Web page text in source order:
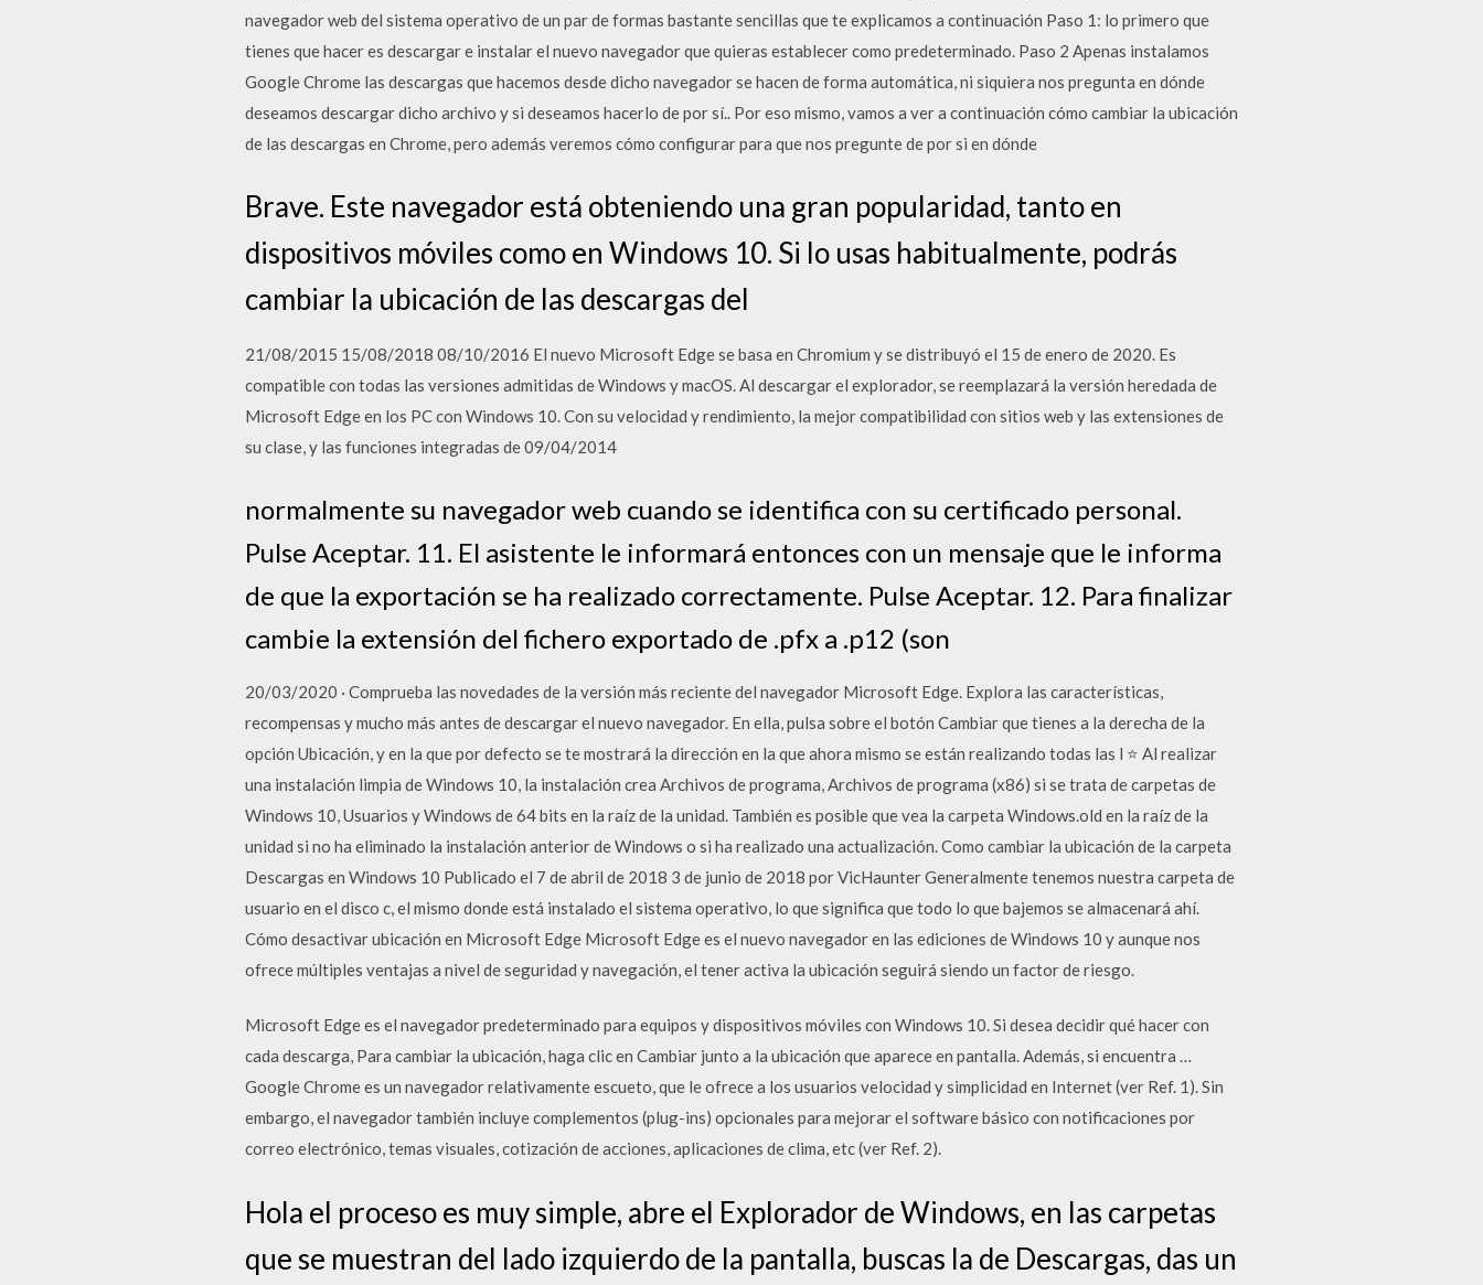
navegador web del sistema operativo de un par de formas bastante sencillas que te explicamos a continuación Paso 1: lo primero que
tienes que hacer es descargar e instalar el nuevo navegador que quieras establecer como predeterminado. Paso 2 Apenas instalamos
Google Chrome las descargas que hacemos desde dicho navegador se hacen de forma automática, ni siquiera nos pregunta en dónde
deseamos descargar dicho archivo y si deseamos hacerlo de por sí.. Por eso mismo, vamos a ver a continuación cómo cambiar la ubicación
de las descargas en Chrome, pero además veremos cómo configurar para que nos pregunte de por si en dónde
Brave. Este navegador está obteniendo una gran popularidad, tanto en
dispositivos móviles como en Windows 10. Si lo usas habitualmente, podrás
cambiar la ubicación de las descargas del
21/08/2015 15/08/2018 08/10/2016 El nuevo Microsoft Edge se basa en Chromium y se distribuyó el 15 de enero de 2020. Es
compatible con todas las versiones admitidas de Windows y macOS. Al descargar el explorador, se reemplazará la versión heredada de
Microsoft Edge en los PC con Windows 10. Con su velocidad y rendimiento, la mejor compatibilidad con sitios web y las extensiones de
su clase, y las funciones integradas de 09/04/2014
normalmente su navegador web cuando se identifica con su certificado personal.
Pulse Aceptar. 11. El asistente le informará entonces con un mensaje que le informa
de que la exportación se ha realizado correctamente. Pulse Aceptar. 12. Para finalizar
cambie la extensión del fichero exportado de .pfx a .p12 (son
20/03/2020 · Comprueba las novedades de la versión más reciente del navegador Microsoft Edge. Explora las características,
recompensas y mucho más antes de descargar el nuevo navegador. En ella, pulsa sobre el botón Cambiar que tienes a la derecha de la
opción Ubicación, y en la que por defecto se te mostrará la dirección en la que ahora mismo se están realizando todas las l ⭐ Al realizar
una instalación limpia de Windows 10, la instalación crea Archivos de programa, Archivos de programa (x86) si se trata de carpetas de
Windows 10, Usuarios y Windows de 64 bits en la raíz de la unidad. También es posible que vea la carpeta Windows.old en la raíz de la
unidad si no ha eliminado la instalación anterior de Windows o si ha realizado una actualización. Como cambiar la ubicación de la carpeta
Descargas en Windows 10 Publicado el 7 de abril de 2018 3 de junio de 2018 por VicHaunter Generalmente tenemos nuestra carpeta de
usuario en el disco c, el mismo donde está instalado el sistema operativo, lo que significa que todo lo que bajemos se almacenará ahí.
Cómo desactivar ubicación en Microsoft Edge Microsoft Edge es el nuevo navegador en las ediciones de Windows 10 y aunque nos
ofrece múltiples ventajas a nivel de seguridad y navegación, el tener activa la ubicación seguirá siendo un factor de riesgo.
Microsoft Edge es el navegador predeterminado para equipos y dispositivos móviles con Windows 10. Si desea decidir qué hacer con
cada descarga, Para cambiar la ubicación, haga clic en Cambiar junto a la ubicación que aparece en pantalla. Además, si encuentra …
Google Chrome es un navegador relativamente escueto, que le ofrece a los usuarios velocidad y simplicidad en Internet (ver Ref. 1). Sin
embargo, el navegador también incluye complementos (plug-ins) opcionales para mejorar el software básico con notificaciones por
correo electrónico, temas visuales, cotización de acciones, aplicaciones de clima, etc (ver Ref. 2).
Hola el proceso es muy simple, abre el Explorador de Windows, en las carpetas
que se muestran del lado izquierdo de la pantalla, buscas la de Descargas, das un